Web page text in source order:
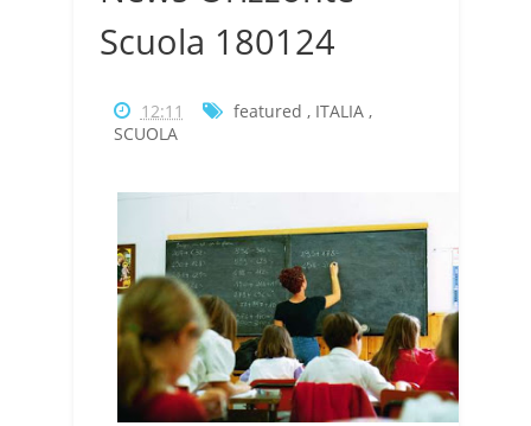
Scuola 180124
12:11 featured , ITALIA,
SCUOLA